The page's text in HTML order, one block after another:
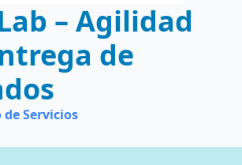
– Agilidad
de
Servicios